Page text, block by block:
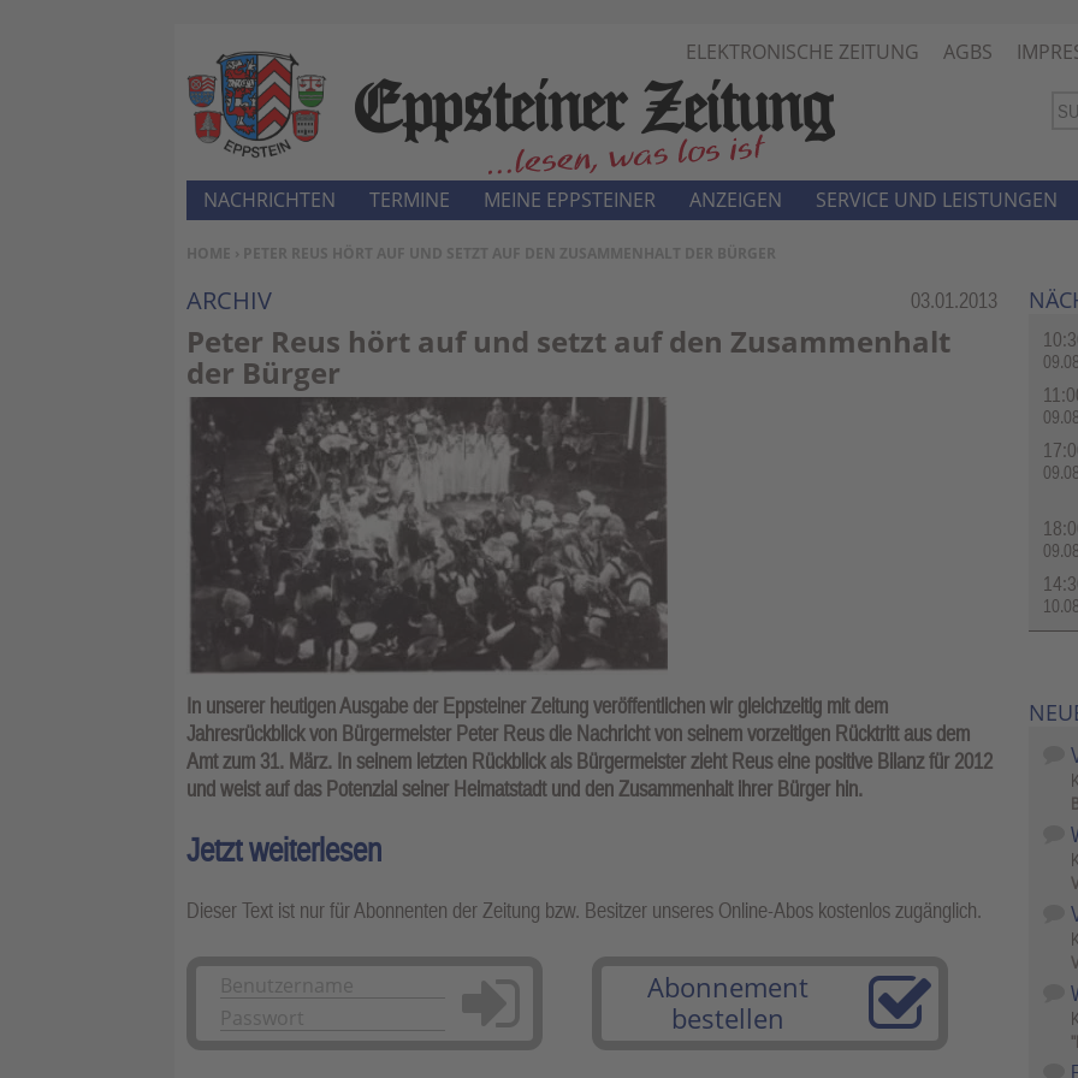
ELEKTRONISCHE ZEITUNG AGBS
SIE BEFINDEN SICH HIER:
HOME › PETER REUS HÖRT AUF UND SETZT AUF DEN ZUSAMMENHALT DER BÜRGER
Rubrik:
ARCHIV 03.01.2013
Peter Reus hört auf und setzt auf den Zusammenhalt
der Bürger
In unserer heutigen Ausgabe der Eppsteiner Zeitung veröffentlichen wir gleichzeitig mit dem
Jahresrückblick von Bürgermeister Peter Reus die Nachricht von seinem vorzeitigen Rücktritt aus dem
Amt zum 31. März. In seinem letzten Rückblick als Bürgermeister zieht Reus eine positive Bilanz für 2012
und weist auf das Potenzial seiner Heimatstadt und den Zusammenhalt ihrer Bürger hin.
Jetzt weiterlesen
Dieser Text ist nur für Abonnenten der Zeitung bzw. Besitzer unseres Online-Abos kostenlos zugänglich.
Anmelden
Abonnement
bestellen
NACHRICHTEN TERMINE MEINE EPPSTEINER ANZEIGEN SERVICE UND LEISTUNGEN